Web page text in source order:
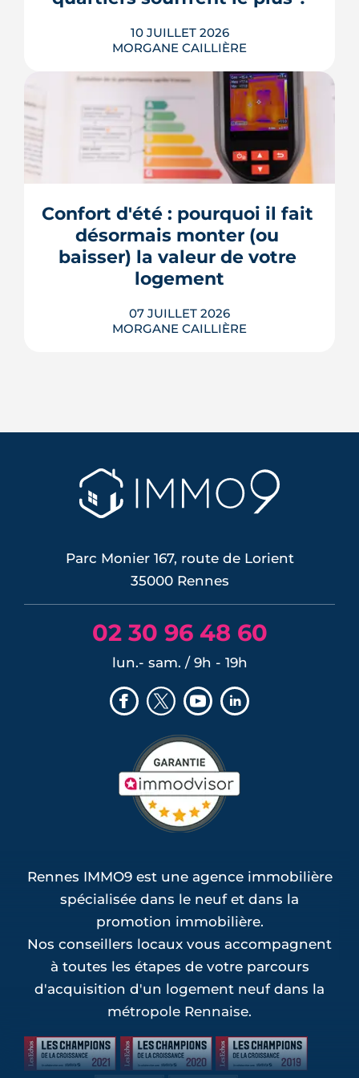
degrés a...
LIRE L'ARTICLE
10 JUILLET 2026
MORGANE CAILLIÈRE
À Rennes, la chaleur ne se répartit pas
également : selon le quartier, on peut
relever jusqu'à 9 °C d'écart la nuit.
Depuis 2003, une centaine de capteurs
cartographient ces inégalités et
d'aménagement de la ville. Un enjeu de
plus en plus décisif à mesure que...
LIRE L'ARTICLE
Confort d'été : pourquoi il fait
désormais monter (ou
baisser) la valeur de votre
logement
07 JUILLET 2026
MORGANE CAILLIÈRE
possible, risque de décote, limites du
DPE, atout du neuf : ce qu'il faut savoir
avant d'acheter ou de revendre.
Parc Monier 167, route de Lorient
35000 Rennes
02 30 96 48 60
lun.- sam. / 9h - 19h
Rennes IMMO9 est une agence immobilière
spécialisée dans le neuf et dans la
promotion immobilière.
Nos conseillers locaux vous accompagnent
à toutes les étapes de votre parcours
d'acquisition d'un logement neuf dans la
métropole Rennaise.